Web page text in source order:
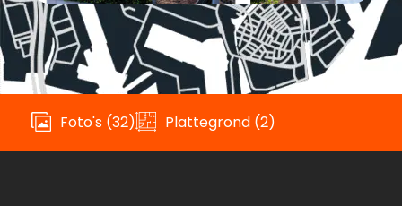
Foto's (32) Plattegrond (2)